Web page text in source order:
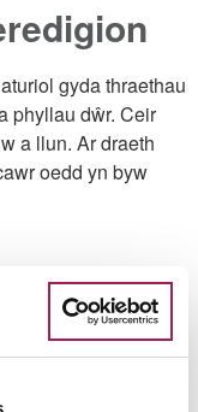
gyda thraethau
phyllau dŵr. Ceir
a llun. Ar draeth
oedd yn byw
- dros 50 ohonynt a
glan môr prysur a